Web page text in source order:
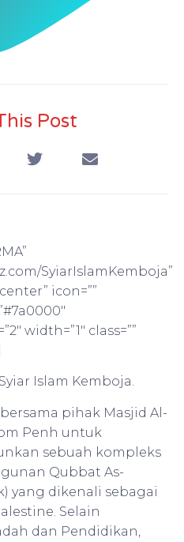
Post
SyiarIslamKemboja”
icon=””
width=”1″ class=””
Islam Kemboja.
pihak Masjid Al-
Penh untuk
sebuah kompleks
Qubbat As-
yang dikenali sebagai
Selain
dan Pendidikan,